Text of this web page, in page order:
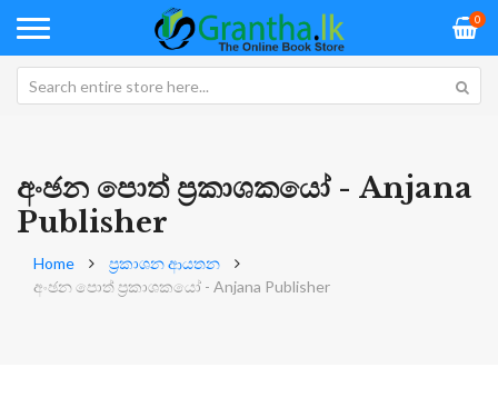
0
අංඡන පා‍ෙත් ප්‍රකාශකයා‍ේ - Anjana
Publisher
Home
ප්‍රකාශන ආයතන
අංඡන පා‍ෙත් ප්‍රකාශකයා‍ේ - Anjana Publisher